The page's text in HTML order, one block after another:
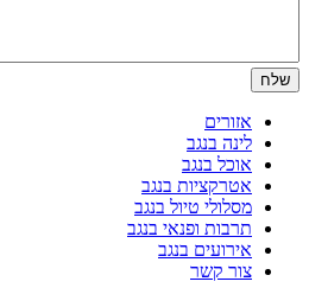
אזורים
לינה בנגב
אוכל בנגב
אטרקציות בנגב
מסלולי טיול בנגב
תרבות ופנאי בנגב
אירועים בנגב
צור קשר